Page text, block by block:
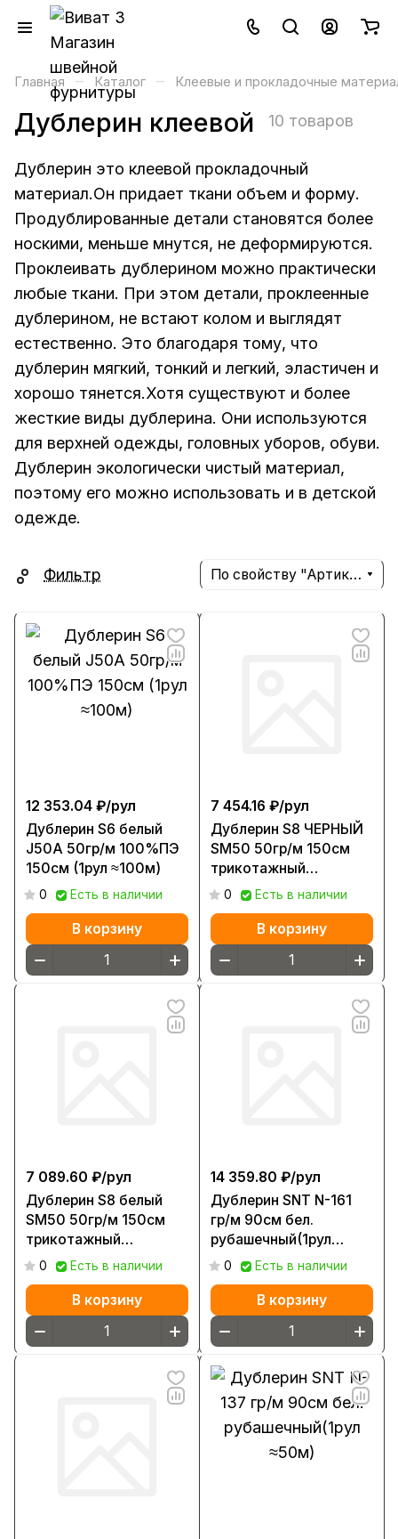
Главная – Каталог – Клеевые и прокладочные
Дублерин клеевой 10 товаров
Дублерин это клеевой прокладочный
материал.Он придает ткани объем и форму.
Продублированные детали становятся более
носкими, меньше мнутся, не деформируются.
Проклеивать дублерином можно практически
любые ткани. При этом детали, проклеенные
дублерином, не встают колом и выглядят
естественно. Это благодаря тому, что
дублерин мягкий, тонкий и легкий, эластичен и
хорошо тянется.Хотя существуют и более
жесткие виды дублерина. Они используются
для верхней одежды, головных уборов, обуви.
Дублерин экологически чистый материал,
поэтому его можно использовать и в детской
одежде.
Фильтр По свойству "Артикул" (убывание)
12 353.04 ₽/рул
Дублерин S6 белый
J50A 50гр/м 100%ПЭ
150см (1рул ≈100м)
0 Есть в наличии
В корзину
7 454.16 ₽/рул
Дублерин S8 ЧЕРНЫЙ
SM50 50гр/м 150см
трикотажный
стрейч(1рул ≈100м)
0 Есть в наличии
В корзину
7 089.60 ₽/рул
Дублерин S8 белый
SM50 50гр/м 150см
трикотажный
стрейч(1рул ≈100м)
0 Есть в наличии
В корзину
14 359.80 ₽/рул
Дублерин SNT N-161
гр/м 90см бел.
рубашечный(1рул
≈50м)
0 Есть в наличии
В корзину